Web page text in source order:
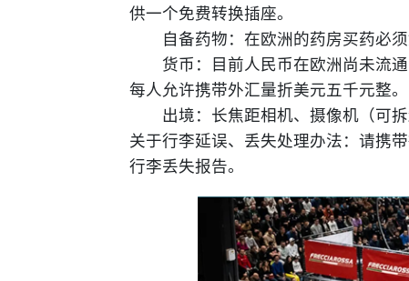
供一个免费转换插座。
自备药物：在欧洲的药房买药必须
货币：目前人民币在欧洲尚未流通
每人允许携带外汇量折美元五千元整。
出境：长焦距相机、摄像机（可拆
关于行李延误、丢失处理办法：请携
行李丢失报告。